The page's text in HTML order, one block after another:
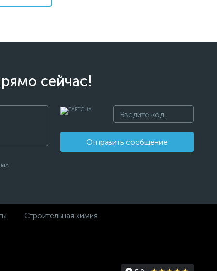
сейчас!
Отправить сообщение
Строительная химия